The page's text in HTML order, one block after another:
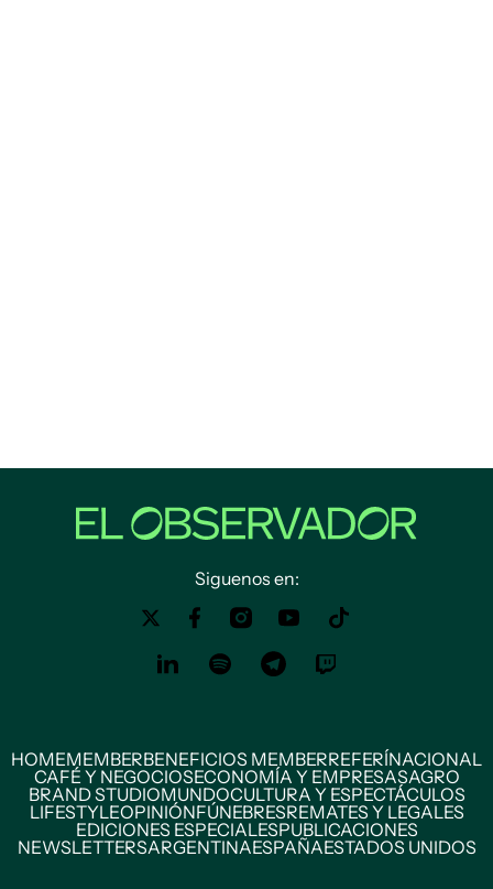
Siguenos en:
HOMEMEMBERBENEFICIOS MEMBERREFERÍNACIONAL
CAFÉ Y NEGOCIOSECONOMÍA Y EMPRESASAGRO
BRAND STUDIOMUNDOCULTURA Y ESPECTÁCULOS
LIFESTYLEOPINIÓNFÚNEBRESREMATES Y LEGALES
EDICIONES ESPECIALESPUBLICACIONES
NEWSLETTERSARGENTINAESPAÑAESTADOS UNIDOS